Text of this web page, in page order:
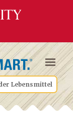
Lebensmittel